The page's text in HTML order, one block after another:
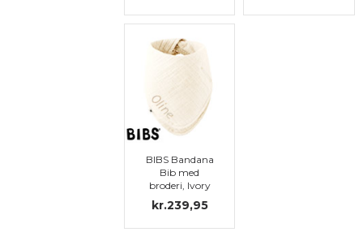
BIBS Bandana
Bib med
broderi, Ivory
kr.239,95